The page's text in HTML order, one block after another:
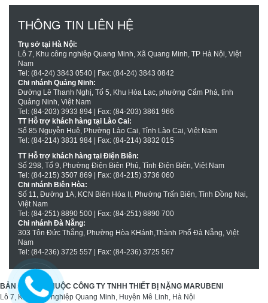
THÔNG TIN LIÊN HỆ
Trụ sở tại Hà Nội:
Lô 7, Khu công nghiệp Quang Minh, Xã Quang Minh, TP Hà Nội, Việt
Nam
Tel: (84-24) 3843 0540 | Fax: (84-24) 3843 0842
Chi nhánh Quảng Ninh:
Đường Lê Thanh Nghị, Tổ 5, Khu Hòa Lạc, phường Cẩm Phả, tỉnh
Quảng Ninh, Việt Nam
Tel: (84-203) 3933 894 | Fax: (84-203) 3861 966
TT Hỗ trợ khách hàng tại Lào Cai:
Số 85 Nguyễn Huệ, Phường Lào Cai, Tỉnh Lào Cai, Việt Nam
Tel: (84-214) 3831 984 | Fax: (84-214) 3832 015
TT Hỗ trợ khách hàng tại Ðiện Biên:
Số 298, Tổ 9, Phường Ðiện Biên Phủ, Tỉnh Ðiện Biên, Việt Nam
Tel: (84-215) 3507 869 | Fax: (84-215) 3736 060
Chi nhánh Biên Hòa:
Số 11, Ðường 1A, KCN Biên Hòa II, Phường Trấn Biên, Tỉnh Ðồng Nai,
Việt Nam
Tel: (84-251) 8890 500 | Fax: (84-251) 8890 700
Chi nhánh Ðà Nẵng:
303 Tôn Ðức Thắng, Phường Hòa KHánh,Thành Phố Ðà Nẵng, Việt
Nam
Tel: (84-236) 3725 557 | Fax: (84-236) 3725 567
BẢN QUYỀN THUỘC CÔNG TY TNHH THIẾT BỊ NẶNG MARUBENI
Lô 7, Khu công nghiệp Quang Minh, Huyện Mê Linh, Hà Nội